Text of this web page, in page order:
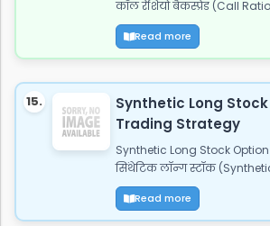
कॉल रेशियो बैकस्प्रेड (Call
Read more
15.
Synthetic Long
Trading Strategy
Synthetic Long Stock
सिंथेटिक लॉन्ग स्टॉक
Read more